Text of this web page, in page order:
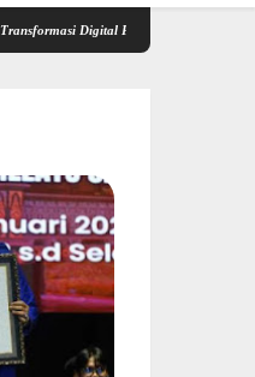
Digital Pendidikan, Wagub Sani Bersama